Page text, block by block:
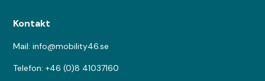
Kontakt
Mail: info@mobility46.se
Telefon: +46 (0)8 41037160